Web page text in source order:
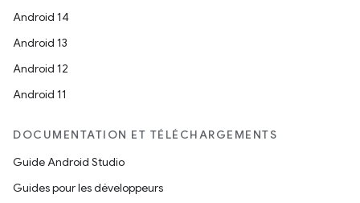
Android 14
Android 13
Android 12
Android 11
DOCUMENTATION ET TÉLÉCHARGEMENTS
Guide Android Studio
Guides pour les développeurs